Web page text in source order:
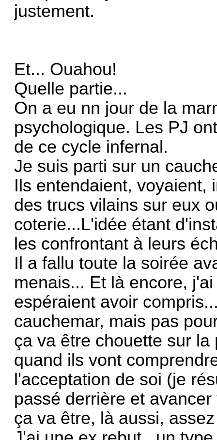
justement.
Et... Ouahou!
Quelle partie...
On a eu nn jour de la
psychologique. Les PJ
de ce cycle infernal.
Je suis parti sur un
Ils entendaient, voyaient,
des trucs vilains sur eux
coterie...L'idée étant
les confrontant à leurs
Il a fallu toute la soirée
menais... Et là encore,
espéraient avoir
cauchemar, mais pas
ça va être chouette sur
quand ils vont
l'acceptation de soi (je
passé derrière et
ça va être, là aussi,